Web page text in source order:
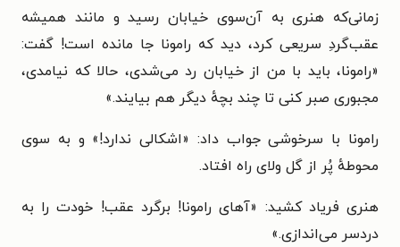
زمانی‌که هنری به آن‌سوی خیابان رسید و مانند همیشه
عقب‌گردِ سریعی کرد، دید که رامونا جا مانده است! گفت:
«رامونا، باید با من از خیابان رد می‌شدی، حالا که نیامدی،
مجبوری صبر کنی تا چند بچهٔ دیگر هم بیایند.»
رامونا با سرخوشی جواب داد: «اشکالی ندارد!» و به سوی
محوطهٔ پُر از گل ولای راه افتاد.
هنری فریاد کشید: «آهای رامونا! برگرد عقب! خودت را به
دردسر می‌اندازی.»